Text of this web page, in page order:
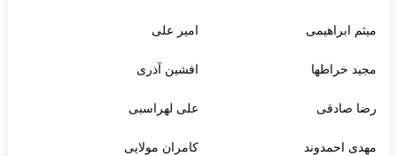
میثم ابراهیمی امیر علی
مجید خراطها افشین آذری
رضا صادقی علی لهراسبی
مهدی احمدوند کامران مولایی